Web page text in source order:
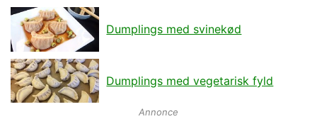
Dumplings med svinekød
Dumplings med vegetarisk fyld
Annonce